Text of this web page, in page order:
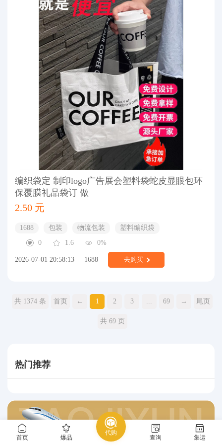
首页 爆品
代购
查询 集运
编织袋定 制印logo广告展会塑料袋蛇皮显眼包环
保覆膜礼品袋订 做
2.50 元
1688 包装 物流包装
塑料编织袋
0
1.6 0%
2026-07-01 20:58:13 1688 去购买
共 1374 条 首页 ← 1 2 3 ... 69 → 尾页
共 69 页
热门推荐